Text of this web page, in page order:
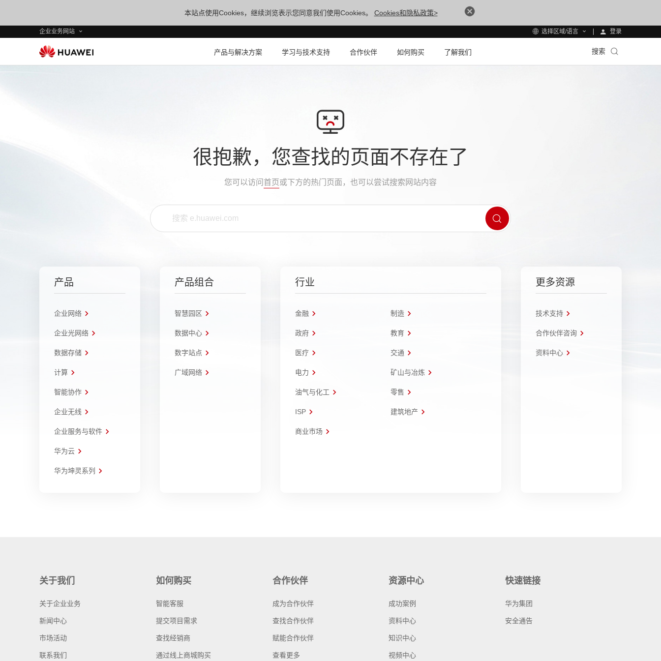
本站点使用Cookies，继续浏览表示您同意我们使用Cookies。 Cookies和隐私政策>
企业业务网站 选择区域/语言 登录
产品与解决方案 学习与技术支持 合作伙伴 如何购买 了解我们 搜索
很抱歉，您查找的页面不存在了
您可以访问 首页或下方的热门页面，也可以尝试搜索网站内容
产品
企业网络
企业光网络
数据存储
计算
智能协作
企业无线
企业服务与软件
华为云
华为坤灵系列
产品组合
智慧园区
数据中心
数字站点
广域网络
行业
金融 制造
政府 教育
医疗 交通
电力 矿山与冶炼
油气与化工 零售
ISP 建筑地产
商业市场
更多资源
技术支持
合作伙伴咨询
资料中心
关于我们
关于企业业务
新闻中心
市场活动
联系我们
如何购买
智能客服
提交项目需求
查找经销商
通过线上商城购买
合作伙伴
成为合作伙伴
查找合作伙伴
赋能合作伙伴
查看更多
资源中心
成功案例
资料中心
知识中心
视频中心
快速链接
华为集团
安全通告